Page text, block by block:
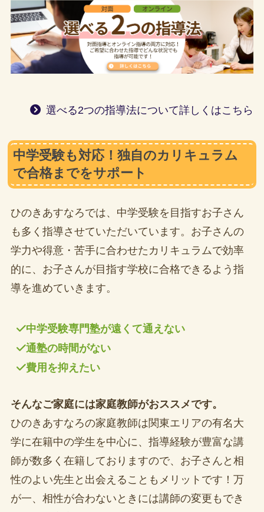
選べる2つの指導法について詳しくはこちら
中学受験も対応！独自のカリキュラム
で合格までをサポート
ひのきあすなろでは、中学受験を目指すお子さん
も多く指導させていただいています。お子さんの
学力や得意・苦手に合わせたカリキュラムで効率
的に、お子さんが目指す学校に合格できるよう指
導を進めていきます。
中学受験専門塾が遠くて通えない
通塾の時間がない
費用を抑えたい
そんなご家庭には家庭教師がおススメです。
ひのきあすなろの家庭教師は関東エリアの有名大
学に在籍中の学生を中心に、指導経験が豊富な講
師が数多く在籍しておりますので、お子さんと相
性のよい先生と出会えることもメリットです！万
が一、相性が合わないときには講師の変更もでき